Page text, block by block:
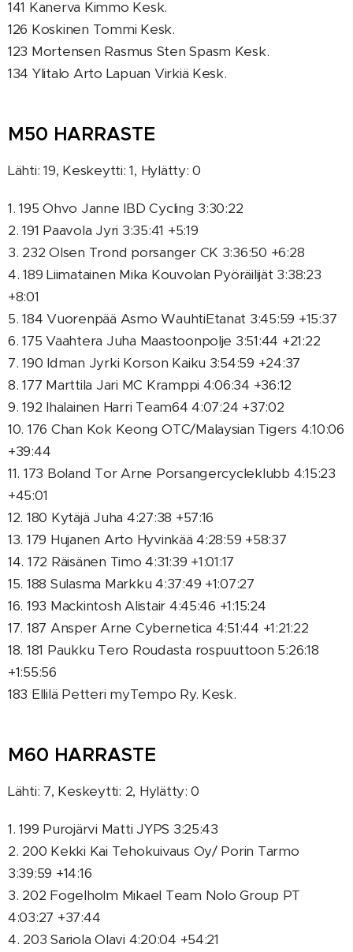
141 Kanerva Kimmo Kesk.
126 Koskinen Tommi Kesk.
123 Mortensen Rasmus Sten Spasm Kesk.
134 Ylitalo Arto Lapuan Virkiä Kesk.
M50 HARRASTE
Lähti: 19, Keskeytti: 1, Hylätty: 0
1. 195 Ohvo Janne IBD Cycling 3:30:22
2. 191 Paavola Jyri 3:35:41 +5:19
3. 232 Olsen Trond porsanger CK 3:36:50 +6:28
4. 189 Liimatainen Mika Kouvolan Pyöräilijät 3:38:23
+8:01
5. 184 Vuorenpää Asmo WauhtiEtanat 3:45:59 +15:37
6. 175 Vaahtera Juha Maastoonpolje 3:51:44 +21:22
7. 190 Idman Jyrki Korson Kaiku 3:54:59 +24:37
8. 177 Marttila Jari MC Kramppi 4:06:34 +36:12
9. 192 Ihalainen Harri Team64 4:07:24 +37:02
10. 176 Chan Kok Keong OTC/Malaysian Tigers 4:10:06
+39:44
11. 173 Boland Tor Arne Porsangercycleklubb 4:15:23
+45:01
12. 180 Kytäjä Juha 4:27:38 +57:16
13. 179 Hujanen Arto Hyvinkää 4:28:59 +58:37
14. 172 Räisänen Timo 4:31:39 +1:01:17
15. 188 Sulasma Markku 4:37:49 +1:07:27
16. 193 Mackintosh Alistair 4:45:46 +1:15:24
17. 187 Ansper Arne Cybernetica 4:51:44 +1:21:22
18. 181 Paukku Tero Roudasta rospuuttoon 5:26:18
+1:55:56
183 Ellilä Petteri myTempo Ry. Kesk.
M60 HARRASTE
Lähti: 7, Keskeytti: 2, Hylätty: 0
1. 199 Purojärvi Matti JYPS 3:25:43
2. 200 Kekki Kai Tehokuivaus Oy/ Porin Tarmo
3:39:59 +14:16
3. 202 Fogelholm Mikael Team Nolo Group PT
4:03:27 +37:44
4. 203 Sariola Olavi 4:20:04 +54:21